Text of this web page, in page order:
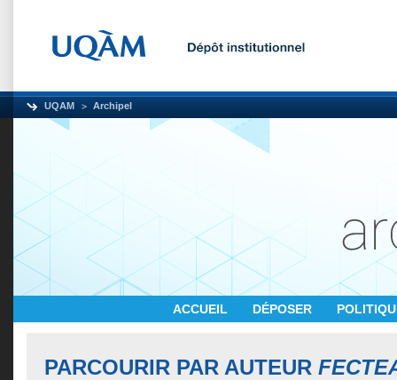
UQAM Archipel
ACCUEIL DÉPOSER
PARCOURIR PAR AUTEUR